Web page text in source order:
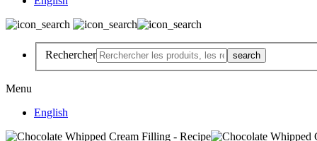
Rechercher
Menu
English